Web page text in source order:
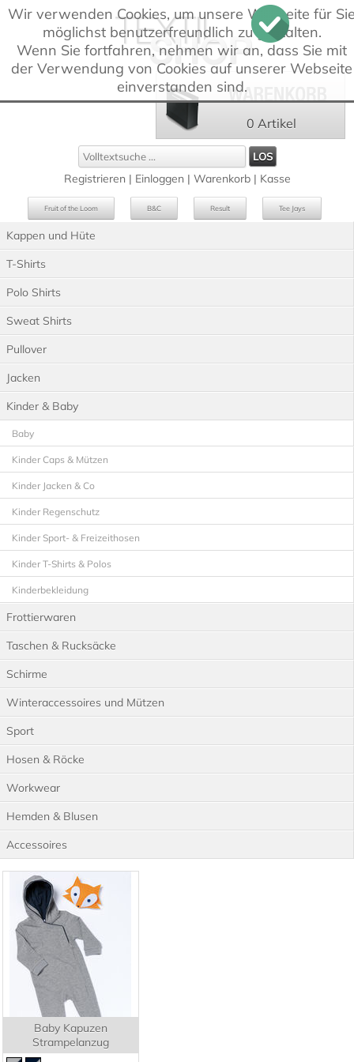
Wir verwenden Cookies, um unsere Webseite für
möglichst benutzerfreundlich zu gestalten.
Wenn Sie fortfahren, nehmen wir an, dass Sie mit
der Verwendung von Cookies auf unserer Webseite
einverstanden sind.
Registrieren | Einloggen | Warenkorb| Kasse
0 Artikel
Fruit of the Loom B&C Result Tee Jays
Kappen und Hüte
T-Shirts
Polo Shirts
Sweat Shirts
Pullover
Jacken
Kinder & Baby
Baby
Kinder Caps & Mützen
Kinder Jacken & Co
Kinder Regenschutz
Kinder Sport- & Freizeithosen
Kinder T-Shirts & Polos
Kinderbekleidung
Frottierwaren
Taschen & Rucksäcke
Schirme
Winteraccessoires und Mützen
Sport
Hosen & Röcke
Workwear
Hemden & Blusen
Accessoires
Baby Kapuzen
Strampelanzug